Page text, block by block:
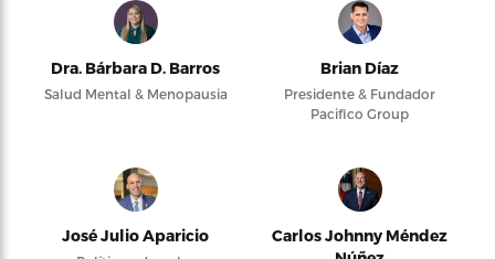
Dra. Bárbara D. Barros
Salud Mental & Menopausia
Brian Díaz
Presidente & Fundador
Pacifico Group
José Julio Aparicio
Carlos Johnny Méndez